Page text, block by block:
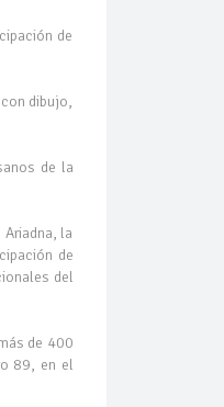
de
dibujo,
de la
la
de
del
de 400
89, en el